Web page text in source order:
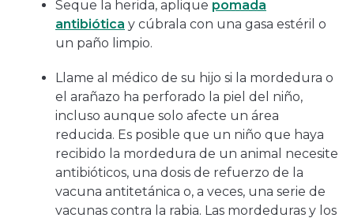
Seque la herida, aplique pomada
antibiótica y cúbrala con una gasa estéril o
un paño limpio.
Llame al médico de su hijo si la mordedura o
el arañazo ha perforado la piel del niño,
incluso aunque solo afecte un área
reducida. Es posible que un niño que haya
recibido la mordedura de un animal necesite
antibióticos, una dosis de refuerzo de la
vacuna antitetánica o, a veces, una serie de
vacunas contra la rabia. Las mordeduras y los